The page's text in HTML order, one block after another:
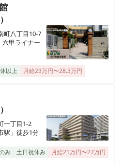
湯
ポ白鳥１階
の湯
目6番2号
番地1 メゾントモエ1階
わ乃湯
町八丁目10-7
六甲ライナー
以上 月給23万円〜28.3万円
一丁目1-2
駅」徒歩1分
み 土日祝休み 月給21万円〜27万円